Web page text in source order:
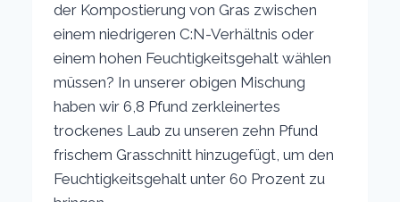
der Kompostierung von Gras zwischen
einem niedrigeren C:N-Verhältnis oder
einem hohen Feuchtigkeitsgehalt wählen
müssen? In unserer obigen Mischung
haben wir 6,8 Pfund zerkleinertes
trockenes Laub zu unseren zehn Pfund
frischem Grasschnitt hinzugefügt, um den
Feuchtigkeitsgehalt unter 60 Prozent zu